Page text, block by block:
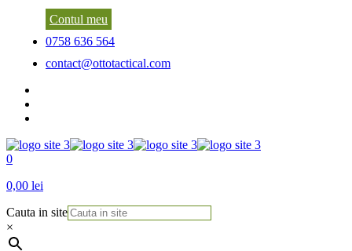
Contul meu
0758 636 564
contact@ottotactical.com
0
0,00 lei
Cauta in site
×